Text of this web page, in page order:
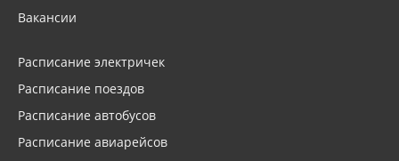
Вакансии
Расписание электричек
Расписание поездов
Расписание автобусов
Расписание авиарейсов